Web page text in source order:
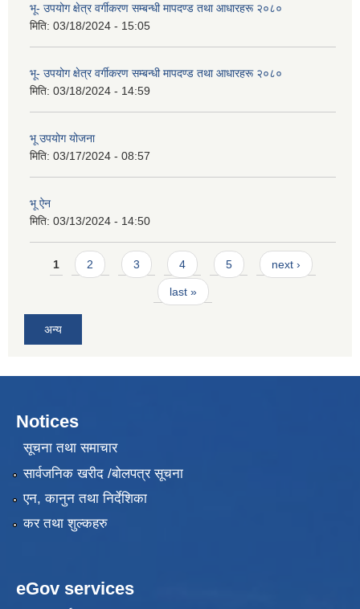
भू- उपयोग क्षेत्र वर्गीकरण सम्बन्धी मापदण्ड तथा आधारहरू २०८०
मिति: 03/18/2024 - 15:05
भू- उपयोग क्षेत्र वर्गीकरण सम्बन्धी मापदण्ड तथा आधारहरू २०८०
मिति: 03/18/2024 - 14:59
भू उपयोग योजना
मिति: 03/17/2024 - 08:57
भू ऐन
मिति: 03/13/2024 - 14:50
Pages
1 2 3 4 5 next ›
last »
अन्य
Notices
सूचना तथा समाचार
सार्वजनिक खरीद /बोलपत्र सूचना
एन, कानुन तथा निर्देशिका
कर तथा शुल्कहरु
eGov services